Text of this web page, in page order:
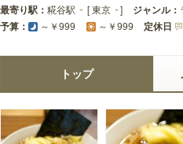
最寄り駅： 糀谷駅 [東京 ] ジャンル：
予算： ～￥999 ～￥999 定休日
トップ